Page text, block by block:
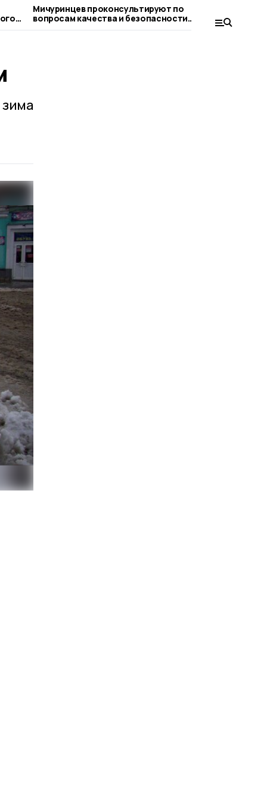
Мичуринцев проконсультируют по
вопросам качества и безопасности
детских товаров
зима